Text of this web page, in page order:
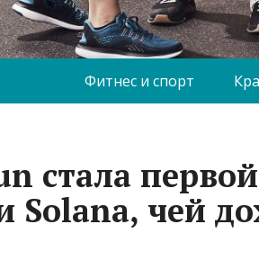
Фитнес и спорт
стала
Solana, чей